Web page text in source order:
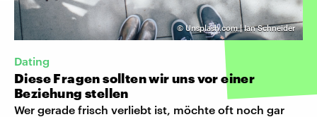
©Unsplash.com | Ian Schneider
Dating
Diese Fragen sollten wir uns vor einer
Beziehung stellen
Wer gerade frisch verliebt ist, möchte oft noch gar